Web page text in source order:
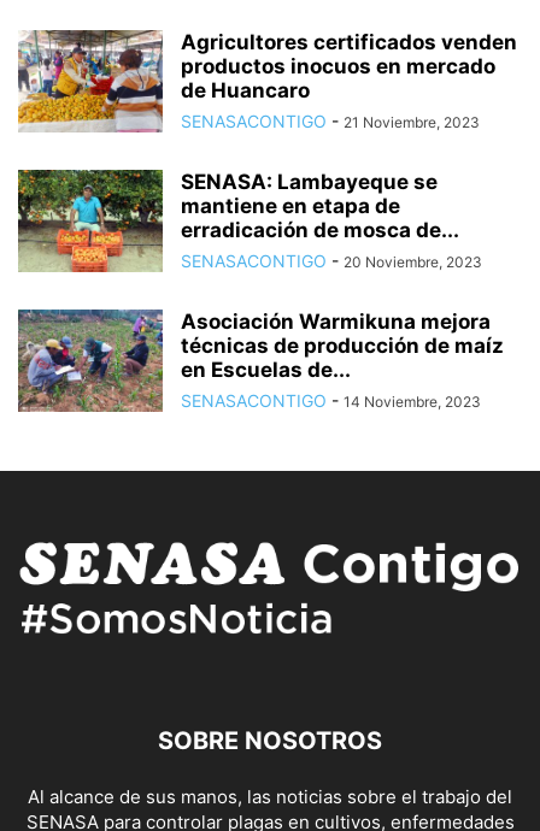
Agricultores certificados venden
productos inocuos en mercado
de Huancaro
SENASACONTIGO - 21 Noviembre, 2023
SENASA: Lambayeque se
mantiene en etapa de
erradicación de mosca de...
SENASACONTIGO - 20 Noviembre, 2023
Asociación Warmikuna mejora
técnicas de producción de maíz
en Escuelas de...
SENASACONTIGO - 14 Noviembre, 2023
SOBRE NOSOTROS
Al alcance de sus manos, las noticias sobre el trabajo del
SENASA para controlar plagas en cultivos, enfermedades